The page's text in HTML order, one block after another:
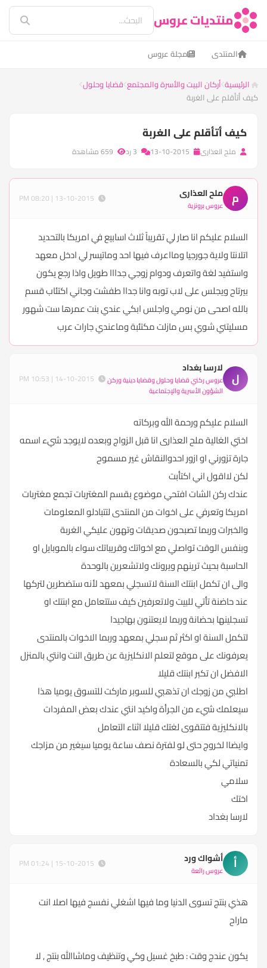
منتديات عروس
المنتدى مجلة عروس
الرئيسية أركان البيت والأسرة والمجتمع قضايا وحلول
كيف أتأقلم على الغربة
كيف أتأقلم على الغربة
ملح العذارى
م ملح العذارى
عروس برونزية
السلام عليكم انا صار لي تقريباً ثلاث اسابيع في امريكا بالتحديد
اتلانتا ولاية جورجيا ومااعرف فيها احد وماتيسر لي ادخل معهد
واستفيد لغة واتعرف ودوام زوجي جدااا طويل واذا رجع يكون
بيرتاح ويجلس على لاب توبه وانا جداا طفشت وجاني اكتئاب قسم
بالله اصحى من نومي واجلس ابكي عندي بنت عمرها ست شهور
مسليتني شوي بس مازلت مكتئبة وماعندي جارات عرب
ل
لارسا بغداد
عروس ركني قضايا وحلول وقضايا دينية وركن
الشؤون الأسرية والإجتماعية
السلام عليكم ورحمة الله وبركاته
اختي الغالية ملح العذارى انا قبل الزواج وبعده لايوجد شيء اسمه
جارة تزورني او ازور احدوالنقاش غير مسموح
لكن لااقول اني اكتأبت
عندك ركن الشات افتحي موضوع بقسم المغتربات تجمع مغتربات
امريكا وتعرفي على اخوات من المنتدى لتتبادلو المعلومات
والخبرات وربما تصبحون صديقات وتهون عليكي الغربة
وبنفس الوقت تواصلي مع اخواتك وقريباتك سواء بالموبايل او
الحاسبة بحيث ترينهم ويرونك ولاتشعرين بالوحدة
والى ان تكمل ابنتك السنة لاتسجلي بمعهد لأنه ستضطرين لتركها
عند حاضنة تأتي للبيت ولاتعرفين كيف ستتعامل مع ابنتك او
تسجلينها بحضانة وربما لايعتنون بهاجيدا
لتكمل السنة او اكثر ثم سجلي بمعهد وربما الاخوات بالمنتدى
يعرفونك على موقع لتعلم الانكليزية عن طريق النت وانتي بالمنزل
الافضل ان تكبر ابنتك قليلا
اطلبي من زوجك ان تذهبي للسوبر ماركت للتسوق يوميا هذا
سيعلمك شيء من الجرأة واكيد انتي عندك بعض المفردات
بالانكليزية فتتقوى لغتك قليلا اثناء التعامل
وايضاا لخروج حتى لو لفترة نصف ساعة يوميا سيغير من مزاجك
تمنياتي لكي بالسعادة
سلامي
اختك
لارسا بغداد
أ أشواك ورد
عروس رائعة
هذي بنتج تسوى الدنيا وما فيها اشغلي نفسج فيها اصلا انت
ماراح
يكون عندج وقت : طبخ غسيل وكي وتنظيف وماشاالله بنتج , لا